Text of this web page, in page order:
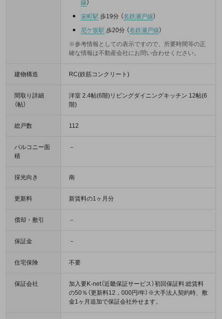
線）
栄町駅 歩19分 （名鉄瀬戸線）
尼ケ坂駅 歩20分 （名鉄瀬戸線）
※参考情報としての表示ですので、所要時間等の正
確な情報は不動産会社にお問い合わせください。
建物構造 RC(鉄筋コンクリート)
間取り詳細
（帖）
洋室 2.4帖(6階)リビングダイニングキッチン 12帖(6
階)
総戸数 112
バルコニー面
積
－
採光向き 南
更新料 新賃料の1ヶ月分
償却・敷引 －
保証金 －
住宅保険 不要
保証会社
加入要K-net（近畿保証サービス）初回保証料:総賃料
の50％（更新料12，000円/年）※大手法人契約時、敷
金1ヶ月追加で保証会社外せます。